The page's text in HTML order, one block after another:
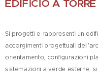
EDIFICIO A TORRE
Si progetti e rappresenti un
accorgimenti progettuali
orientamento, configurazioni
sistemazioni a verde esterne;